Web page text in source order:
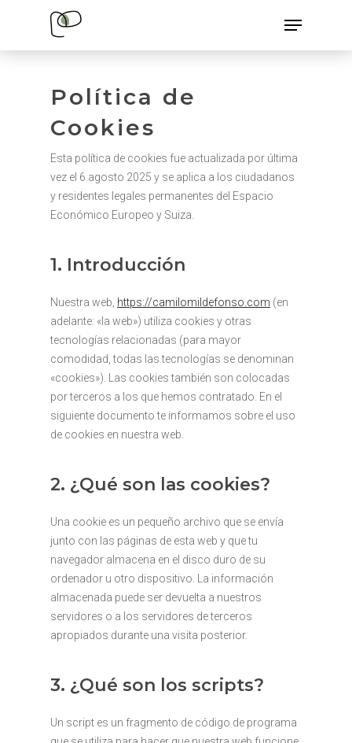
Menu
Política de
Cookies
Esta política de cookies fue actualizada por última
vez el 6 agosto 2025 y se aplica a los ciudadanos
y residentes legales permanentes del Espacio
Económico Europeo y Suiza.
1. Introducción
Nuestra web, https://camilomildefonso.com (en
adelante: «la web») utiliza cookies y otras
tecnologías relacionadas (para mayor
comodidad, todas las tecnologías se denominan
«cookies»). Las cookies también son colocadas
por terceros a los que hemos contratado. En el
siguiente documento te informamos sobre el uso
de cookies en nuestra web.
2. ¿Qué son las cookies?
Una cookie es un pequeño archivo que se envía
junto con las páginas de esta web y que tu
navegador almacena en el disco duro de su
ordenador u otro dispositivo. La información
almacenada puede ser devuelta a nuestros
servidores o a los servidores de terceros
apropiados durante una visita posterior.
3. ¿Qué son los scripts?
Un script es un fragmento de código de programa